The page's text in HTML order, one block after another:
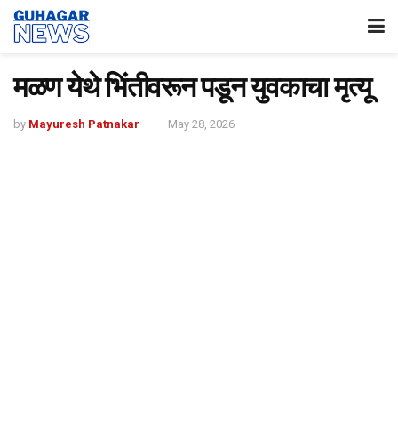
मळण येथे भिंतीवरून पडून युवकाचा मृत्यू
by Mayuresh Patnakar May 28, 2026